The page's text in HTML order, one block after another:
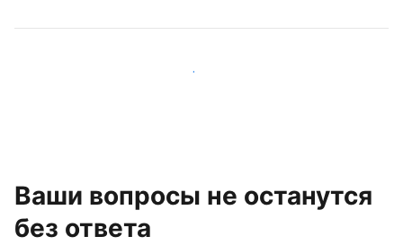
Присоединиться к другим владельцам жилья
Ваши вопросы не останутся
без ответа